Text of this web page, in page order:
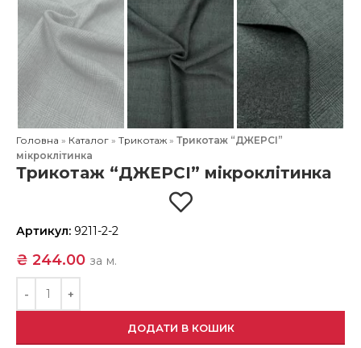
Головна » Каталог »Трикотаж »Трикотаж “ДЖЕРСІ”
мікроклітинка
Трикотаж “ДЖЕРСІ” мікроклітинка
Артикул: 9211-2-2
₴ 244.00 за м.
ДОДАТИ В КОШИК